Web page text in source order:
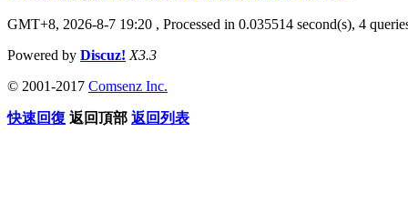
GMT+8, 2026-8-7 19:20 , Processed in 0.035514 second(s), 4
Powered by Discuz! X3.3
© 2001-2017 Comsenz Inc.
快速回復 返回頂部 返回列表